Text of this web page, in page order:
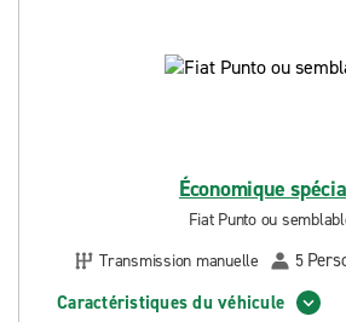
Économique
Fiat Punto ou
Transmission manuelle
5
Caractéristiques du véhicule